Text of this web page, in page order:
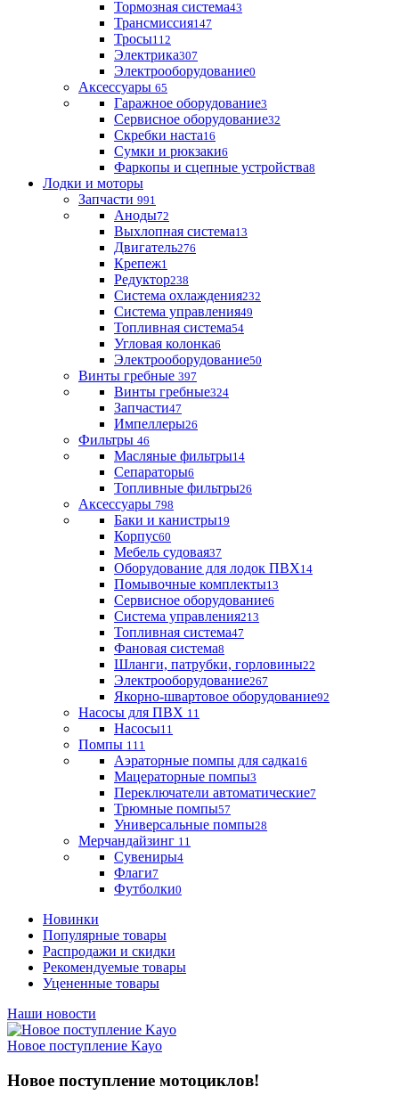
Тормозная система43
Трансмиссия147
Тросы112
Электрика307
Электрооборудование0
Аксессуары 65
Гаражное оборудование3
Сервисное оборудование32
Скребки наста16
Сумки и рюкзаки6
Фаркопы и сцепные устройства8
Лодки и моторы
Запчасти 991
Аноды72
Выхлопная система13
Двигатель276
Крепеж1
Редуктор238
Система охлаждения232
Система управления49
Топливная система54
Угловая колонка6
Электрооборудование50
Винты гребные 397
Винты гребные324
Запчасти47
Импеллеры26
Фильтры 46
Масляные фильтры14
Сепараторы6
Топливные фильтры26
Аксессуары 798
Баки и канистры19
Корпус60
Мебель судовая37
Оборудование для лодок ПВХ14
Помывочные комплекты13
Сервисное оборудование6
Система управления213
Топливная система47
Фановая система8
Шланги, патрубки, горловины22
Электрооборудование267
Якорно-швартовое оборудование92
Насосы для ПВХ 11
Насосы11
Помпы 111
Аэраторные помпы для садка16
Мацераторные помпы3
Переключатели автоматические7
Трюмные помпы57
Универсальные помпы28
Мерчандайзинг 11
Сувениры4
Флаги7
Футболки0
Новинки
Популярные товары
Распродажи и скидки
Рекомендуемые товары
Уцененные товары
Наши новости
Новое поступление Kayo
Новое поступление мотоциклов!